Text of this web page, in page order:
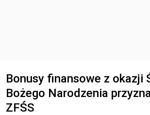
Bonusy finansowe z okazji
Bożego Narodzenia
ZFŚS